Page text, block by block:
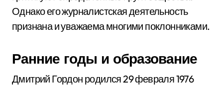
Однако его журналистская деятельность
признана и уважаема многими поклонниками.
Ранние годы и образование
Дмитрий Гордон родился 29 февраля 1976